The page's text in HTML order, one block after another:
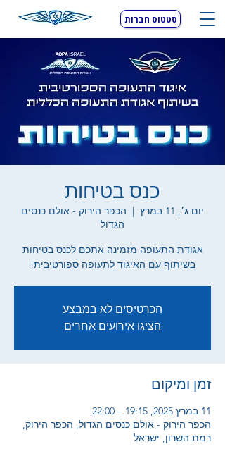
סטטוס חברות
כנס בטיחות
יום ג׳, 11 במרץ
  |
הכפר הירוק - אולם כנסים
הגדול
אגודת התעופה מזמינה אתכם לכנס בטיחות
בשיתוף עם האיגוד לתעופה ספורטיבית!
הכרטיסים לא במבצע
הציגו אירועים אחרים
זמן ומיקום
11 במרץ 2025, 19:15 – 22:00
הכפר הירוק - אולם כנסים הגדול, הכפר הירוק,
רמת השרון, ישראל